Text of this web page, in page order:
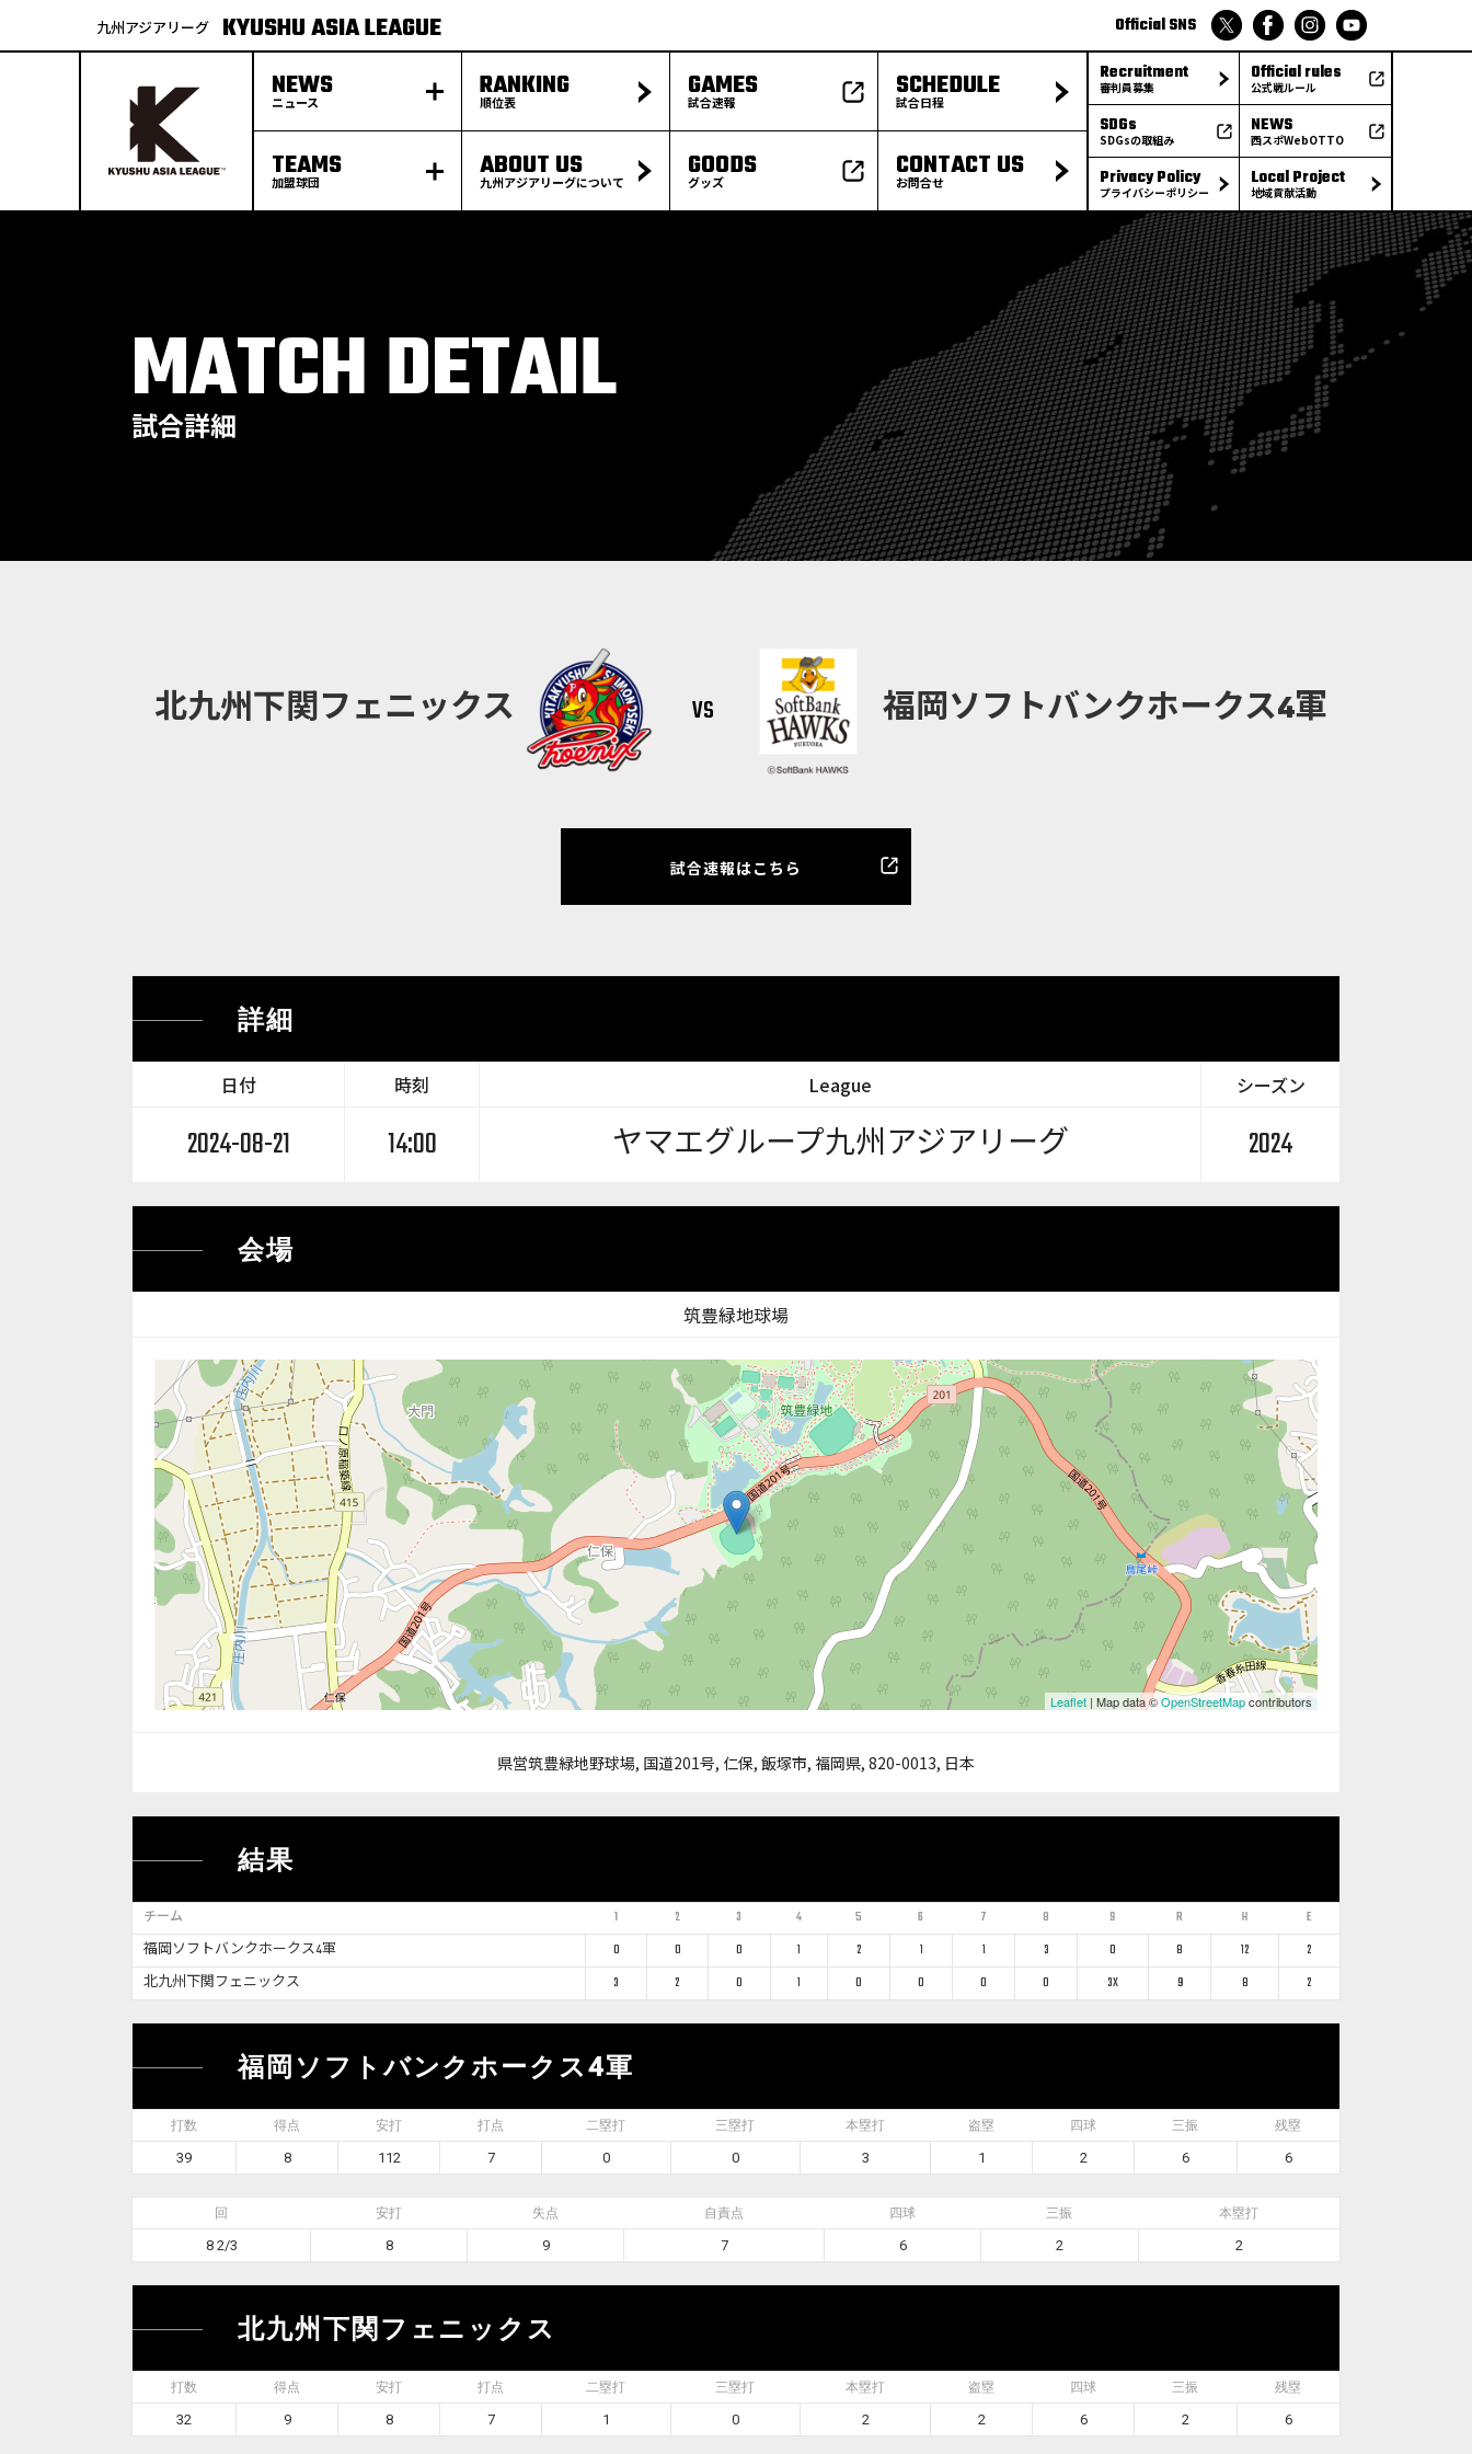
九州アジアリーグ KYUSHU ASIA LEAGUE Official SNS
NEWS
ニュース
TEAMS
加盟球団
RANKING
順位表
ABOUT US
九州アジアリーグについて
GAMES
試合速報
GOODS
グッズ
SCHEDULE
試合日程
CONTACT US
お問合せ
Recruitment
審判員募集
SDGs
SDGsの取組み
Privacy Policy
プライバシーポリシー
Official rules
公式戦ルール
NEWS
西スポWebOTTO
Local Project
地域貢献活動
MATCH DETAIL
試合詳細
福岡ソフトバンクホークス4軍
vs
北九州下関フェニックス
試合速報はこちら
詳細
日付 時刻 League シーズン
2024-08-21 14:00 ヤマエグループ九州アジアリーグ 2024
会場
筑豊緑地球場
Leaflet | Map data ©OpenStreetMapcontributors
県営筑豊緑地野球場, 国道201号, 仁保, 飯塚市, 福岡県, 820-0013, 日本
結果
チーム 1 2 3 4 5 6 7 8 9 R H E
福岡ソフトバンクホークス4軍 0 0 0 1 2 1 1 3 0 8 12
2
北九州下関フェニックス
3 2 0 1 0 0 0 0 3X 9 8 2
福岡ソフトバンクホークス4軍
打数 得点 安打 打点 二塁打 三塁打 本塁打 盗塁 四球 三振 残塁
39 8 112 7 0 0 3 1 2 6 6
回 安打 失点 自責点 四球 三振 本塁打
8 2/3 8 9 7 6 2 2
北九州下関フェニックス
打数 得点 安打 打点 二塁打 三塁打 本塁打 盗塁 四球 三振 残塁
32 9 8 7 1 0 2 2 6 2 6